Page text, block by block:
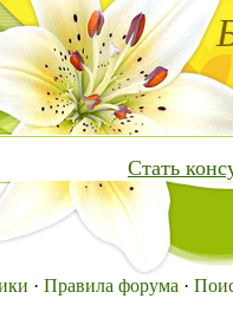
Стать
· Правила форума ·